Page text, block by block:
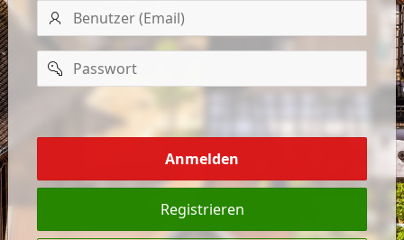
Benutzer
(Email)
Passwort
Anmelden
Registrieren